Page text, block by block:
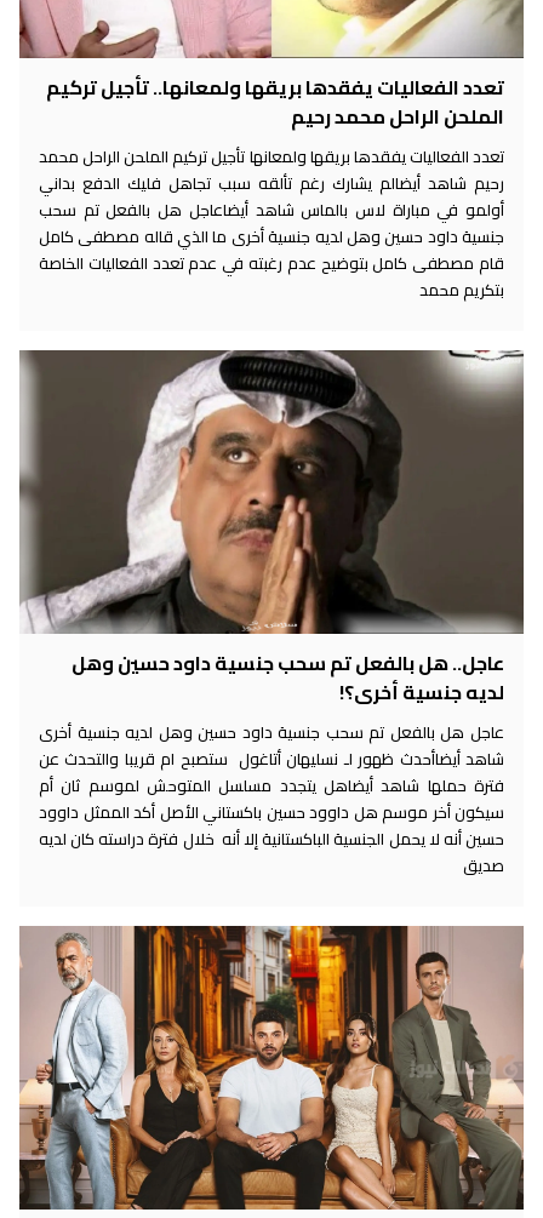
تعدد الفعاليات يفقدها بريقها ولمعانها.. تأجيل تركيم
الملحن الراحل محمد رحيم
تعدد الفعاليات يفقدها بريقها ولمعانها تأجيل تركيم الملحن الراحل محمد
رحيم شاهد أيضالم يشارك رغم تألقه سبب تجاهل فليك الدفع بداني
أولمو في مباراة لاس بالماس شاهد أيضاعاجل هل بالفعل تم سحب
جنسية داود حسين وهل لديه جنسية أخرى ما الذي قاله مصطفى كامل
قام مصطفى كامل بتوضيح عدم رغبته في عدم تعدد الفعاليات الخاصة
بتكريم محمد
عاجل.. هل بالفعل تم سحب جنسية داود حسين وهل
لديه جنسية أخرى؟!
عاجل هل بالفعل تم سحب جنسية داود حسين وهل لديه جنسية أخرى
شاهد أيضاأحدث ظهور لـ نسليهان أتاغول ستصبح ام قريبا والتحدث عن
فترة حملها شاهد أيضاهل يتجدد مسلسل المتوحش لموسم ثان أم
سيكون أخر موسم هل داوود حسين باكستاني الأصل أكد الممثل داوود
حسين أنه لا يحمل الجنسية الباكستانية إلا أنه خلال فترة دراسته كان لديه
صديق